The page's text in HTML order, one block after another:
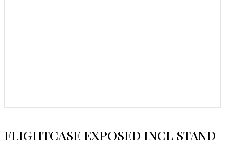
FLIGHTCASE EXPOSED INCL STAND